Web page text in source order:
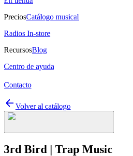
PreciosCatálogo musical
Radios In-store
RecursosBlog
Centro de ayuda
Contacto
Volver al catálogo
3rd Bird | Trap Music